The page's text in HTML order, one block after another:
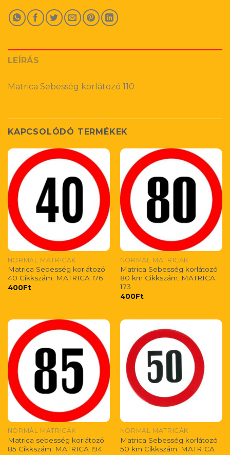
LEÍRÁS
Matrica Sebesség korlátozó 110
KAPCSOLÓDÓ TERMÉKEK
NORMÁL MATRICÁK
Matrica Sebesség korlátozó
40 Cikkszám: MATRICA 176
400Ft
NORMÁL MATRICÁK
Matrica Sebesség korlátozó
80 km Cikkszám: MATRICA
173
400Ft
NORMÁL MATRICÁK
Matrica sebesség korlátozó
85 Cikkszám: MATRICA 194
NORMÁL MATRICÁK
Matrica Sebesség korlátozó
50 km Cikkszám: MATRICA